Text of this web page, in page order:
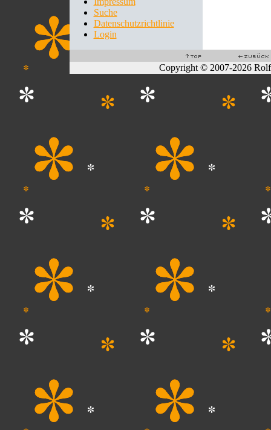
Suche
Datenschutzrichtlinie
Login
Copyright © 2007-2026